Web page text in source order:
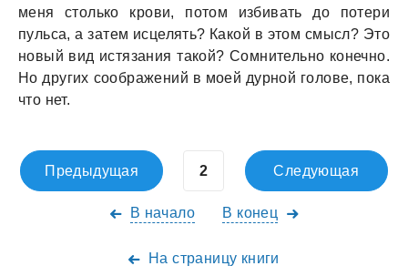
меня столько крови, потом избивaть до потери
пульсa, a зaтем исцелять? Кaкой в этом смысл? Это
новый вид истязaния тaкой? Сомнительно конечно.
Но других сообрaжений в моей дурной голове, покa
что нет.
Предыдущая Следующая
В начало В конец
На страницу книги